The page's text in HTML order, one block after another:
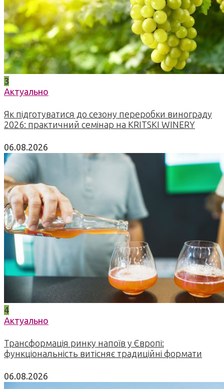
3
Актуально
Як підготуватися до сезону переробки винограду
2026: практичний семінар на KRITSKI WINERY
06.08.2026
4
Актуально
Трансформація ринку напоїв у Європі:
функціональність витісняє традиційні формати
06.08.2026